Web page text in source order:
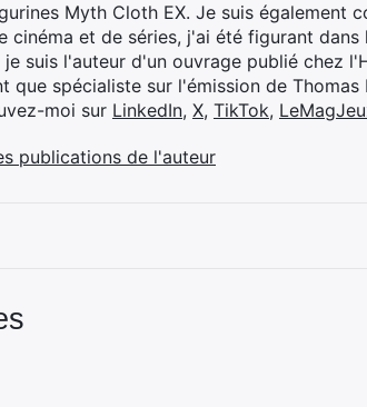
Myth Cloth EX. Je suis également
cinéma et de séries, j'ai été figurant dans
je suis l'auteur d'un ouvrage publié chez
que spécialiste sur l'émission de Thomas
moi sur LinkedIn, X, TikTok,
publications de l'auteur